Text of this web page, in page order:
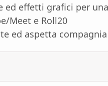
effetti grafici per
Meet e Roll20
ed aspetta compagnia